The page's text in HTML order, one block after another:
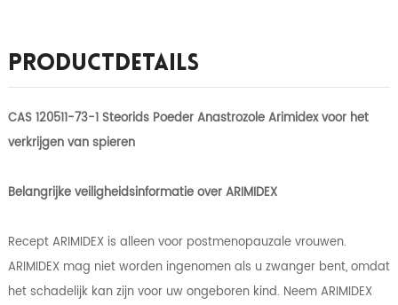
Productdetails
CAS 120511-73-1 Steorids Poeder Anastrozole Arimidex voor het
verkrijgen van spieren
Belangrijke veiligheidsinformatie over ARIMIDEX
Recept ARIMIDEX is alleen voor postmenopauzale vrouwen.
ARIMIDEX mag niet worden ingenomen als u zwanger bent, omdat
het schadelijk kan zijn voor uw ongeboren kind. Neem ARIMIDEX